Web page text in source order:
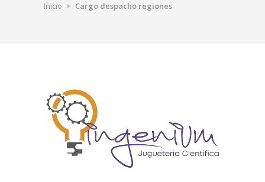
Inicio Cargo despacho regiones